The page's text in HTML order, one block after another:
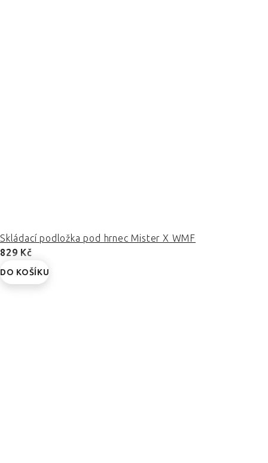
Skládací podložka pod hrnec Mister X WMF
829 Kč
DO KOŠÍKU